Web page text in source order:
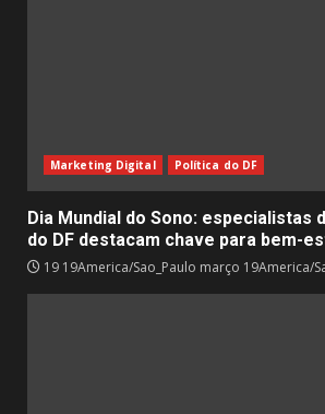
Marketing Digital Política do DF
Dia Mundial do Sono: especialistas
do DF destacam chave para bem-
19 19America/Sao_Paulo março 19America/